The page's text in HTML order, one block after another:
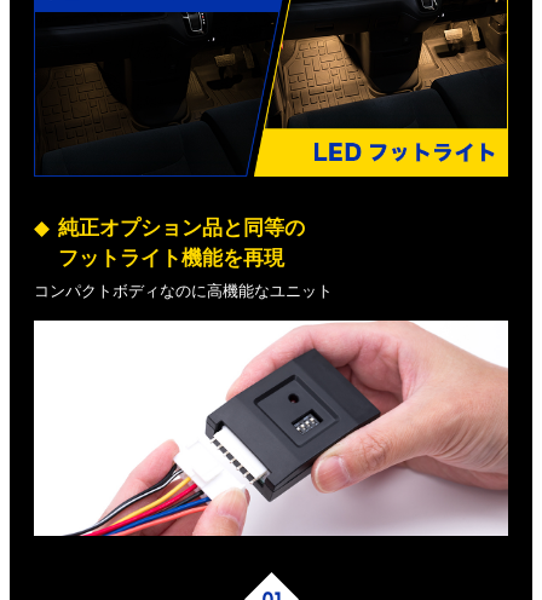
純正オプション品と同等の
フットライト機能を再現
コンパクトボディなのに高機能なユニット